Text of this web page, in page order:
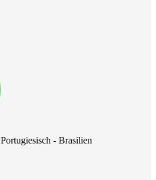
Portugiesisch - Brasilien